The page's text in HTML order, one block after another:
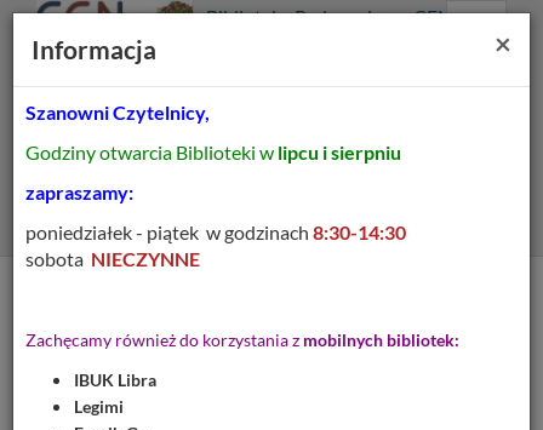
główne
główna
Prolib
główna
Biblioteka Pedagogiczna CEN
Menu
skarbów : rymowanki do
ćwiczeń wymowy głoski r
×
Informacja
Szanowni Czytelnicy,
Godziny otwarcia Biblioteki w lipcu i sierpniu
zapraszamy:
poniedziałek - piątek w godzinach 8:30-14:30
sobota NIECZYNNE
Zachęcamy również do korzystania z mobilnych bibliotek:
IBUK Libra
Legimi